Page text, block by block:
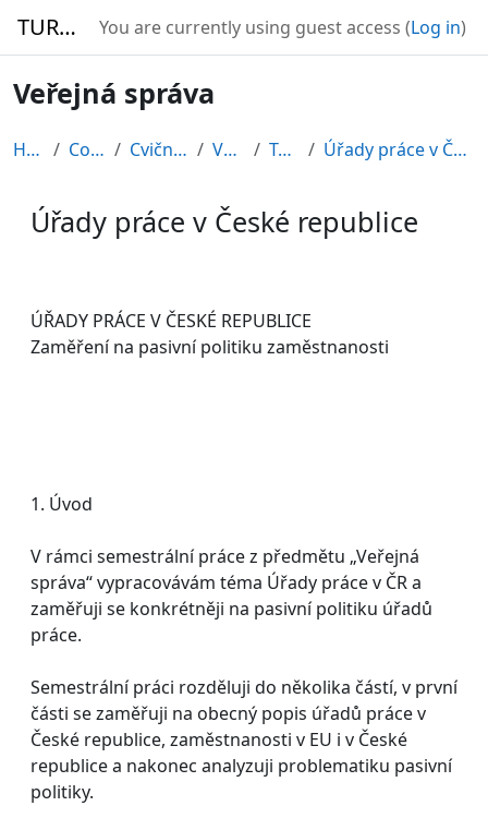
TURBO You are currently using guest access (Log in)
Veřejná správa
Home Courses Cvičné kurzy VS2010 Topic 6 Úřady práce v České republice
Úřady práce v České republice
ÚŘADY PRÁCE V ČESKÉ REPUBLICE
Zaměření na pasivní politiku zaměstnanosti
1. Úvod
V rámci semestrální práce z předmětu „Veřejná
správa“ vypracovávám téma Úřady práce v ČR a
zaměřuji se konkrétněji na pasivní politiku úřadů
práce.
Semestrální práci rozděluji do několika částí, v první
části se zaměřuji na obecný popis úřadů práce v
České republice, zaměstnanosti v EU i v České
republice a nakonec analyzuji problematiku pasivní
politiky.